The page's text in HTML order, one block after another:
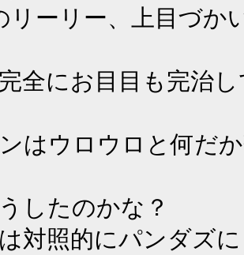
リーリー、上目づか
全にお目目も完治し
はウロウロと何だ
したのかな？
対照的にパンダズ